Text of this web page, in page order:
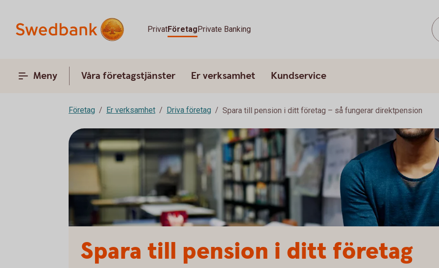
PrivatFöretagPrivate Banking
Meny Våra företagstjänster Er verksamhet Kundservice
Företag Er verksamhet Driva företag Spara till pension i ditt företag – så fungerar direktpension
Spara till pension i ditt företag